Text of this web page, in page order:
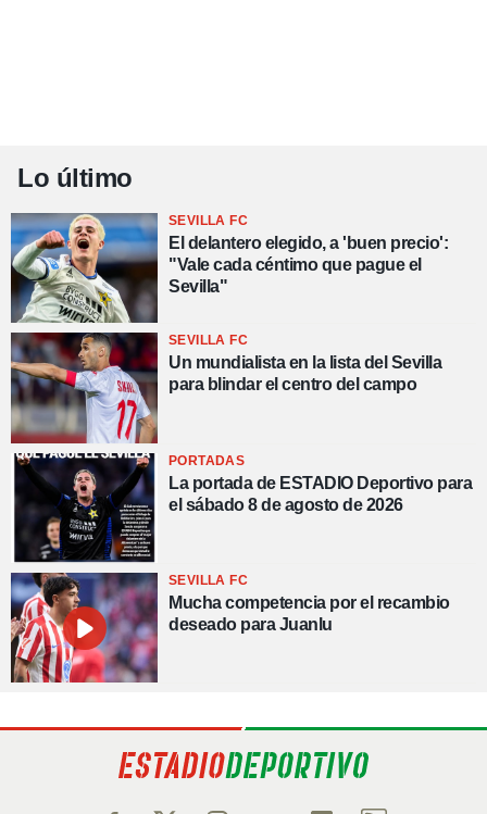
Lo último
SEVILLA FC
El delantero elegido, a 'buen precio':
"Vale cada céntimo que pague el
Sevilla"
SEVILLA FC
Un mundialista en la lista del Sevilla
para blindar el centro del campo
PORTADAS
La portada de ESTADIO Deportivo para
el sábado 8 de agosto de 2026
SEVILLA FC
Mucha competencia por el recambio
deseado para Juanlu